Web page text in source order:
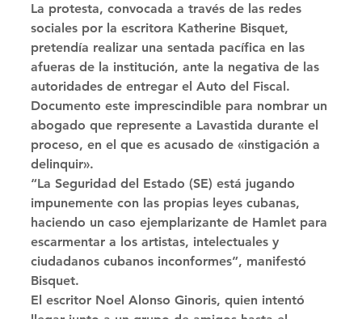
La protesta, convocada a través de las redes
sociales por la escritora Katherine Bisquet,
pretendía realizar una sentada pacífica en las
afueras de la institución, ante la negativa de las
autoridades de entregar el Auto del Fiscal.
Documento este imprescindible para nombrar un
abogado que represente a Lavastida durante el
proceso, en el que es acusado de «instigación a
delinquir».
“La Seguridad del Estado (SE) está jugando
impunemente con las propias leyes cubanas,
haciendo un caso ejemplarizante de Hamlet para
escarmentar a los artistas, intelectuales y
ciudadanos cubanos inconformes”, manifestó
Bisquet.
El escritor Noel Alonso Ginoris, quien intentó